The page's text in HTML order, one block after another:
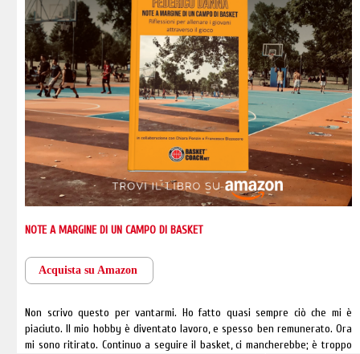
NOTE A MARGINE DI UN CAMPO DI BASKET
Acquista su Amazon
Non scrivo questo per vantarmi. Ho fatto quasi sempre ciò che mi è
piaciuto. Il mio hobby è diventato lavoro, e spesso ben remunerato. Ora
mi sono ritirato. Continuo a seguire il basket, ci mancherebbe; è troppo